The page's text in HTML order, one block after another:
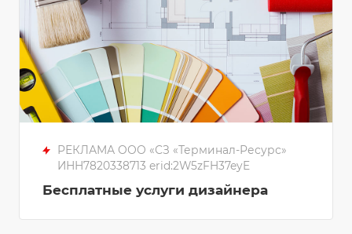
РЕКЛАМА ООО «СЗ «Терминал-Ресурс»
ИНН7820338713 erid:2W5zFH37eyE
Бесплатные услуги дизайнера